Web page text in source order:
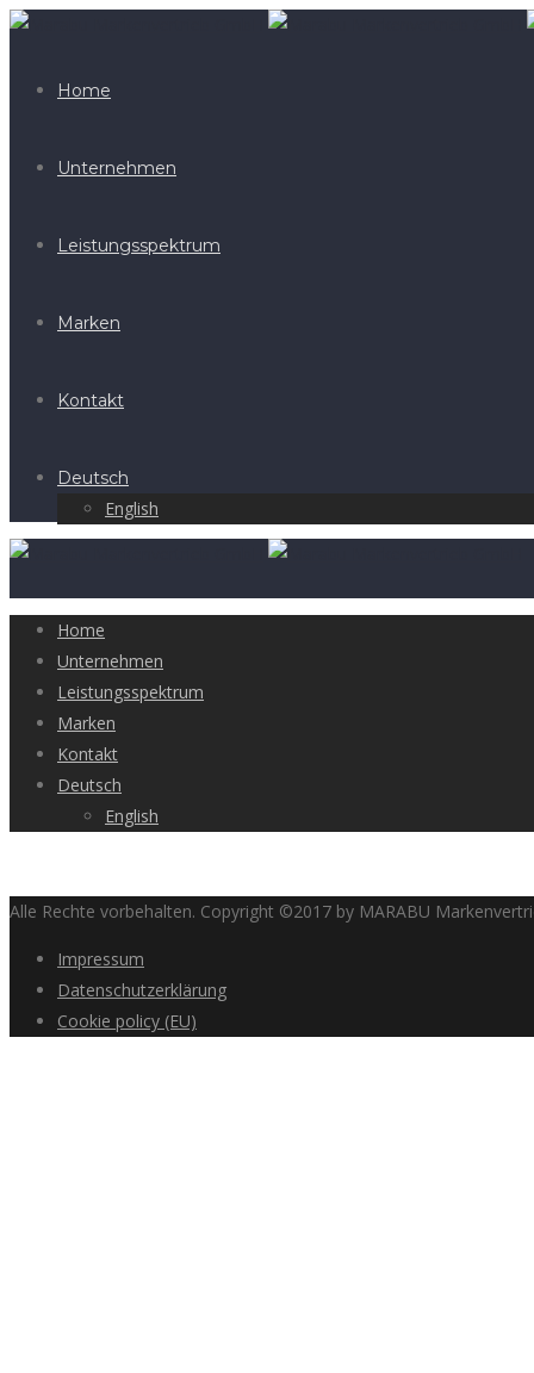
Home
Unternehmen
Leistungsspektrum
Marken
Kontakt
Deutsch
English
Home
Unternehmen
Leistungsspektrum
Marken
Kontakt
Deutsch
English
Alle Rechte vorbehalten. Copyright ©2017 by MARABU
Impressum
Datenschutzerklärung
Cookie policy (EU)